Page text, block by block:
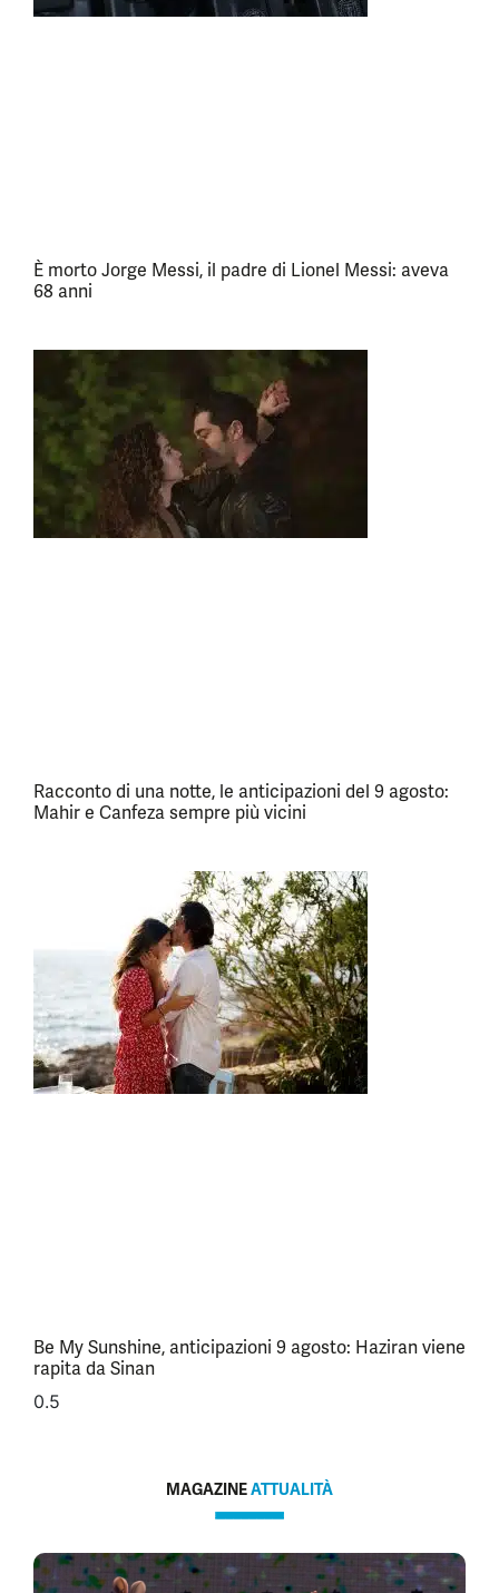
È morto Jorge Messi, il padre di Lionel Messi: aveva
68 anni
Racconto di una notte, le anticipazioni del 9 agosto:
Mahir e Canfeza sempre più vicini
Be My Sunshine, anticipazioni 9 agosto: Haziran viene
rapita da Sinan
MAGAZINEATTUALITÀ